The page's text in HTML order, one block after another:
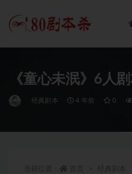
《童心未泯》6人
经典剧本 4 年前 0